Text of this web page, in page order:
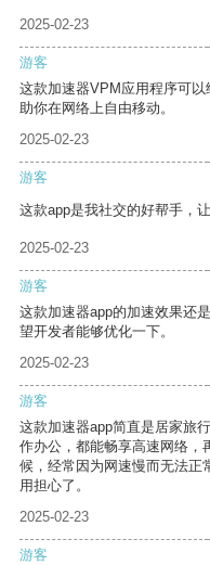
2025-02-23
游客
这款加速器VPM应用程序可
助你在网络上自由移动。
2025-02-23
游客
这款app是我社交的好帮手，
2025-02-23
游客
这款加速器app的加速效果还
望开发者能够优化一下。
2025-02-23
游客
这款加速器app简直是居家旅
作办公，都能畅享高速网络，
候，经常因为网速慢而无法正
用担心了。
2025-02-23
游客